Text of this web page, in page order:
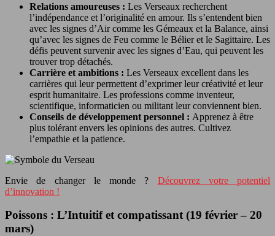
Relations amoureuses : Les Verseaux recherchent
l’indépendance et l’originalité en amour. Ils s’entendent bien
avec les signes d’Air comme les Gémeaux et la Balance, ainsi
qu’avec les signes de Feu comme le Bélier et le Sagittaire. Les
défis peuvent survenir avec les signes d’Eau, qui peuvent les
trouver trop détachés.
Carrière et ambitions : Les Verseaux excellent dans les
carrières qui leur permettent d’exprimer leur créativité et leur
esprit humanitaire. Les professions comme inventeur,
scientifique, informaticien ou militant leur conviennent bien.
Conseils de développement personnel : Apprenez à être
plus tolérant envers les opinions des autres. Cultivez
l’empathie et la patience.
Envie de changer le monde ? Découvrez votre potentiel
d’innovation !
Poissons : L’Intuitif et compatissant (19 février – 20
mars)